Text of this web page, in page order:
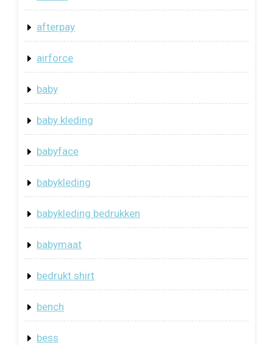
afterpay
airforce
baby
baby kleding
babyface
babykleding
babykleding bedrukken
babymaat
bedrukt shirt
bench
bess